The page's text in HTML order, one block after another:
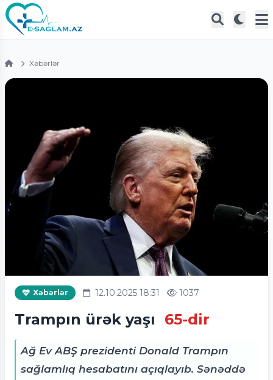
Xəbərlər
Xəbərlər 12.10.2025 18:31 1037
Trampın ürək yaşı 65-dir
Ağ Ev ABŞ prezidenti Donald Trampın
sağlamlıq hesabatını açıqlayıb. Sənəddə